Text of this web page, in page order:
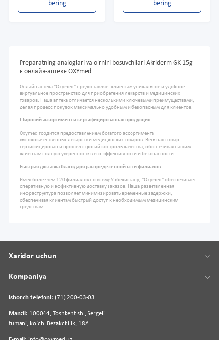
bering
bering
Preparatning analoglari va o'rnini bosuvchilari Akriderm GK 15g -
в онлайн-аптеке OXYmed
Онлайн аптека "Oxymed" предоставляет клиентам уникальное и удобное
виртуальное пространство для приобретения лекарств и медицинских
товаров. Наша аптека отличается несколькими ключевыми преимуществами,
делая процесс покупок максимально удобным и безопасным для клиентов.
Широкий ассортимент и сертифицированная продукция
Oxymed гордится предоставлением богатого ассортимента
высококачественных лекарств и медицинских товаров. Весь наш товар
сертифицирован и прошел строгий контроль качества, обеспечивая нашим
клиентам полную уверенность в его эффективности и безопасности.
Быстрая доставка благодаря распределенной сети филиалов
Имея более чем 120 филиалов по всему Узбекистану, "Oxymed" обеспечивает
оперативную и эффективную доставку заказов. Наша разветвленная
инфраструктура позволяет минимизировать временные задержки,
обеспечивая клиентам быстрый доступ к необходимым медицинским
средствам
Ishonch telefoni: (71) 200-03-03
Manzil: 100044, Toshkent sh., Sergeli
tumani, koʻch. Bezakchilik, 18A
Xaridor uchun
Kompaniya